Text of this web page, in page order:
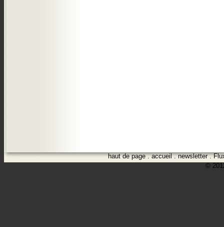
haut de page.accueil.newsletter.
©